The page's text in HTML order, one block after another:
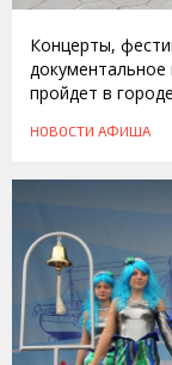
Концерты,
пройдет в
НОВОСТИ АФИША